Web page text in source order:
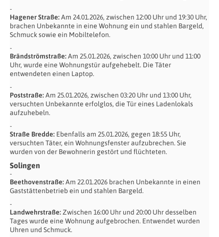
Hagener Straße:Am 24.01.2026, zwischen 12:00 Uhr und 19:30 Uhr,
brachen Unbekannte in eine Wohnung ein und stahlen Bargeld,
Schmuck sowie ein Mobiltelefon.
Brändströmstraße:Am 25.01.2026, zwischen 10:00 Uhr und 11:00
Uhr, wurde eine Wohnungstür aufgehebelt. Die Täter
entwendeten einen Laptop.
Poststraße:Am 25.01.2026, zwischen 03:20 Uhr und 13:00 Uhr,
versuchten Unbekannte erfolglos, die Tür eines Ladenlokals
aufzuhebeln.
Straße Bredde: Ebenfalls am 25.01.2026, gegen 18:55 Uhr,
versuchten Täter, ein Wohnungsfenster aufzubrechen. Sie
wurden von der Bewohnerin gestört und flüchteten.
Solingen
Beethovenstraße:Am 22.01.2026 brachen Unbekannte in einen
Gaststättenbetrieb ein und stahlen Bargeld.
Landwehrstraße: Zwischen 16:00 Uhr und 20:00 Uhr desselben
Tages wurde eine Wohnung aufgebrochen. Entwendet wurden
Uhren und Schmuck.